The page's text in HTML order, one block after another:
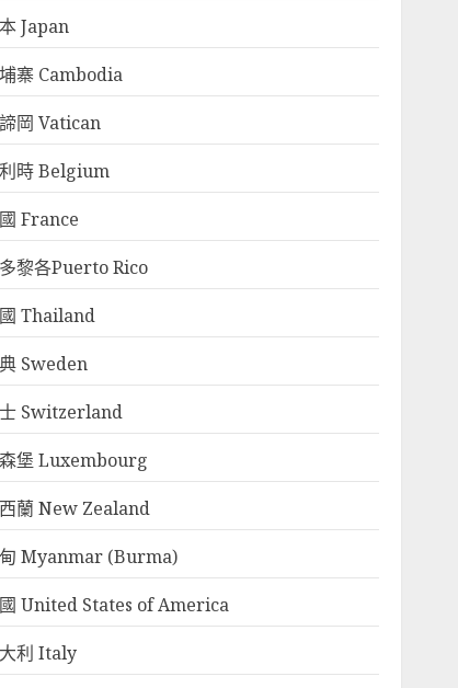
Japan
寨 Cambodia
岡 Vatican
時 Belgium
France
黎各Puerto Rico
Thailand
Sweden
Switzerland
堡 Luxembourg
蘭 New Zealand
Myanmar (Burma)
United States of America
利 Italy